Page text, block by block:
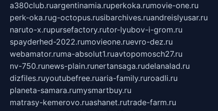
a380club.ruargentinamia.ruperkoka.rumovie-one.ru
perk-oka.rug-octopus.rusibarchives.ruandreislyusar.ru
naruto-x.rupursefactory.rutor-lyubov-i-grom.ru
spayderhed-2022.rumovieone.ruevro-dez.ru
webamator.ruma-absolut1.ruavtopomosch27.ru
nv-750.runews-plain.runertansaga.rudelanalad.ru
dizfiles.ruyoutubefree.ruaria-family.ruroadli.ru
planeta-samara.rumysmartbuy.ru
matrasy-kemerovo.ruashanet.rutrade-farm.ru